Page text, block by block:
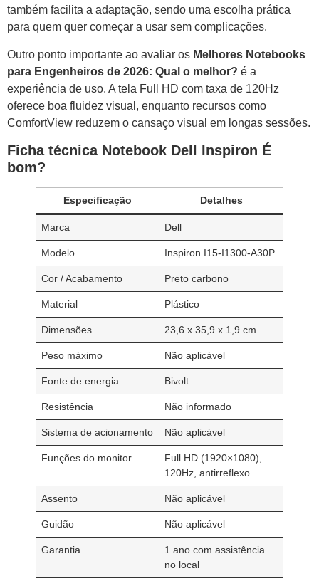
também facilita a adaptação, sendo uma escolha prática
para quem quer começar a usar sem complicações.
Outro ponto importante ao avaliar os Melhores Notebooks
para Engenheiros de 2026: Qual o melhor? é a
experiência de uso. A tela Full HD com taxa de 120Hz
oferece boa fluidez visual, enquanto recursos como
ComfortView reduzem o cansaço visual em longas sessões.
Ficha técnica Notebook Dell Inspiron É
bom?
Especificação Detalhes
Marca Dell
Modelo Inspiron I15-I1300-A30P
Cor / Acabamento Preto carbono
Material Plástico
Dimensões 23,6 x 35,9 x 1,9 cm
Peso máximo Não aplicável
Fonte de energia Bivolt
Resistência Não informado
Sistema de acionamento Não aplicável
Funções do monitor
Full HD (1920×1080),
120Hz, antirreflexo
Assento Não aplicável
Guidão Não aplicável
Garantia
1 ano com assistência
no local